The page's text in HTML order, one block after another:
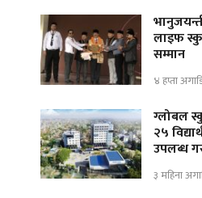
लाइफ
सम्मान
४ हप्ता
ग्लोबल
२५
उपलब्ध
३ महिना